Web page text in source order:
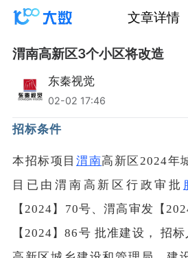
文章详情
渭南高新区3个小区将改造
东秦视觉
02-02 17:46
招标条件
本招标项目 渭南高新区2024年
目已由渭南高新区行政审批
【2024】70号、渭高审发【
【2024】86号 批准建设， 招